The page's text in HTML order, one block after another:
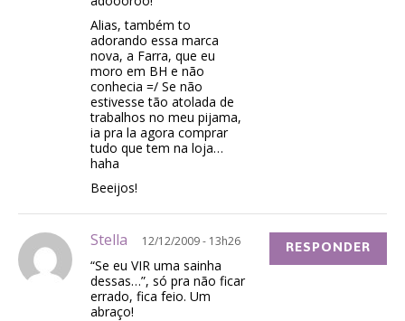
Alias, também to
adorando essa marca
nova, a Farra, que eu
moro em BH e não
conhecia =/ Se não
estivesse tão atolada de
trabalhos no meu pijama,
ia pra la agora comprar
tudo que tem na loja…
haha
Beeijos!
Stella 12/12/2009 - 13h26
“Se eu VIR uma sainha
dessas…”, só pra não ficar
errado, fica feio. Um
abraço!
RESPONDER